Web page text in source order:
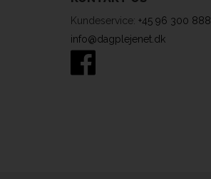
Kundeservice: +45 96 300 888
info@dagplejenet.dk